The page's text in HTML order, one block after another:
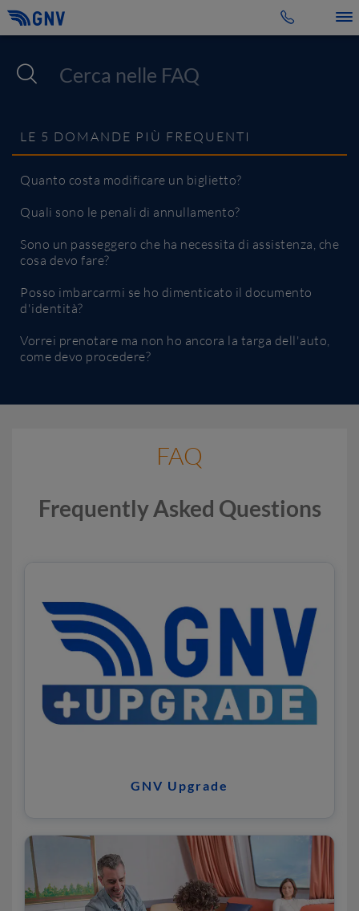
LE 5 DOMANDE PIÙ FREQUENTI
Quanto costa modificare un biglietto?
Quali sono le penali di annullamento?
Sono un passeggero che ha necessita di assistenza, che
cosa devo fare?
Posso imbarcarmi se ho dimenticato il documento
d'identità?
Vorrei prenotare ma non ho ancora la targa dell'auto,
come devo procedere?
FAQ
Frequently Asked Questions
GNV Upgrade